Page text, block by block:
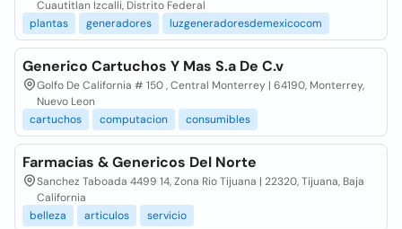
Cuautitlan Izcalli, Distrito Federal
plantas
generadores luzgeneradoresdemexicocom
Generico Cartuchos Y Mas S.a De C.v
Golfo De California # 150 , Central Monterrey | 64190, Monterrey,
Nuevo Leon
cartuchos
computacion consumibles
Farmacias & Genericos Del Norte
Sanchez Taboada 4499 14, Zona Rio Tijuana | 22320, Tijuana, Baja
California
belleza
articulos servicio